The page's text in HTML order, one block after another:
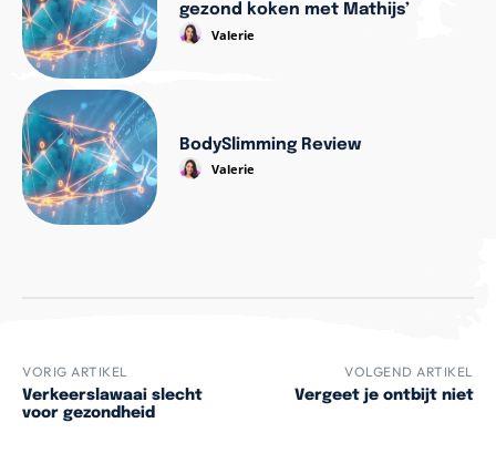
gezond koken met Mathijs’
Valerie
BodySlimming Review
Valerie
VORIG ARTIKEL
Verkeerslawaai slecht
voor gezondheid
VOLGEND ARTIKEL
Vergeet je ontbijt niet